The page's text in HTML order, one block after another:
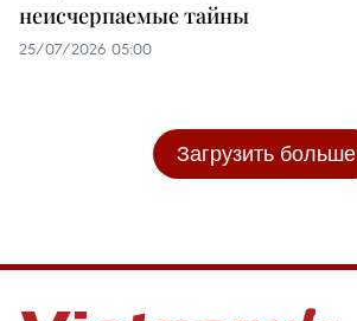
неисчерпаемые тайны
25/07/2026 05:00
Загрузить больше